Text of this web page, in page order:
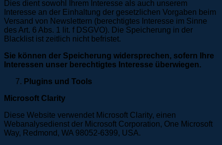
Dies dient sowohl Ihrem Interesse als auch unserem
Interesse an der Einhaltung der gesetzlichen Vorgaben beim
Versand von Newslettern (berechtigtes Interesse im Sinne
des Art. 6 Abs. 1 lit. f DSGVO). Die Speicherung in der
Blacklist ist zeitlich nicht befristet.
Sie können der Speicherung widersprechen, sofern Ihre
Interessen unser berechtigtes Interesse überwiegen.
Plugins und Tools
Microsoft Clarity
Diese Website verwendet Microsoft Clarity, einen
Webanalysedienst der Microsoft Corporation, One Microsoft
Way, Redmond, WA 98052-6399, USA.